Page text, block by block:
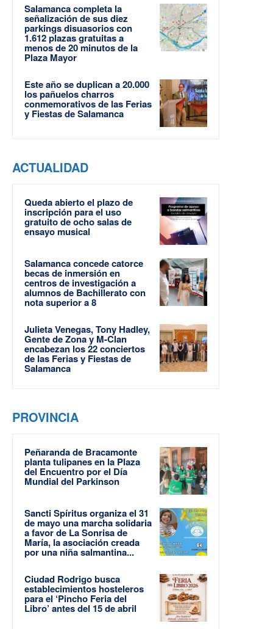
Salamanca completa la
señalización de sus diez
parkings disuasorios con
1.612 plazas gratuitas a
menos de 20 minutos de la
Plaza Mayor
Este año se duplican a 20.000
los pañuelos charros
conmemorativos de las Ferias
y Fiestas de Salamanca
ACTUALIDAD
Queda abierto el plazo de
inscripción para el uso
gratuito de ocho salas de
ensayo musical
Salamanca concede catorce
becas de inmersión en
centros de investigación a
alumnos de Bachillerato con
nota superior a 8
Julieta Venegas, Tony Hadley,
Gente de Zona y M-Clan
encabezan los 22 conciertos
de las Ferias y Fiestas de
Salamanca
PROVINCIA
Peñaranda de Bracamonte
planta tulipanes en la Plaza
del Encuentro por el Día
Mundial del Parkinson
Sancti Spíritus organiza el 31
de mayo una marcha solidaria
a favor de La Sonrisa de
María, la asociación creada
por una niña salmantina...
Ciudad Rodrigo busca
establecimientos hosteleros
para el ‘Pincho Feria del
Libro’ antes del 15 de abril